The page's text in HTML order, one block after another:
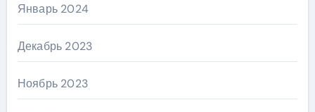
Январь 2024
Декабрь 2023
Ноябрь 2023